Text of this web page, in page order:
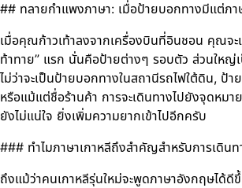
## ทลายกำแพงภาษา: เมื่อป้ายบอกทางมีแต่ภา
เมื่อคุณก้าวเท้าลงจากเครื่องบินที่อินชอน คุณจะ
ท้าทาย” แรก นั่นคือป้ายต่างๆ รอบตัว ส่วนใหญ่
ไม่ว่าจะเป็นป้ายบอกทางในสถานีรถไฟใต้ดิน, ป้า
หรือแม้แต่ชื่อร้านค้า การจะเดินทางไปยังจุดหม
ยังไม่แน่ใจ ยิ่งเพิ่มความยากเข้าไปอีกครับ
### ทำไมภาษาเกาหลีถึงสำคัญสำหรับการเดินท
ถึงแม้ว่าคนเกาหลีรุ่นใหม่จะพูดภาษาอังกฤษได้ดี